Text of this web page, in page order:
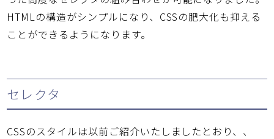
HTMLの構造がシンプルになり、CSSの肥大化も抑える
ことができるようになります。
セレクタ
CSSのスタイルは以前ご紹介いたしましたとおり、、